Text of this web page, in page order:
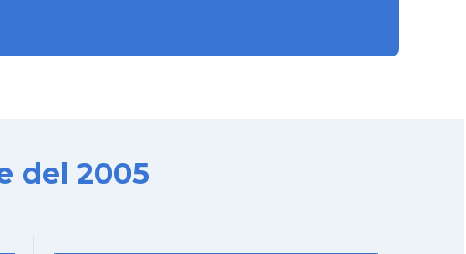
del 2005